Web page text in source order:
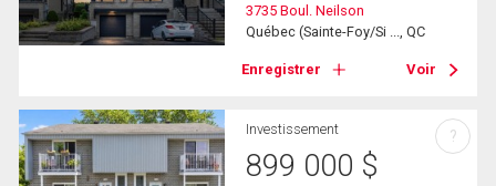
3735 Boul. Neilson
Québec (Sainte-Foy/Si ..., QC
Enregistrer Voir
Investissement
899 000 $
?